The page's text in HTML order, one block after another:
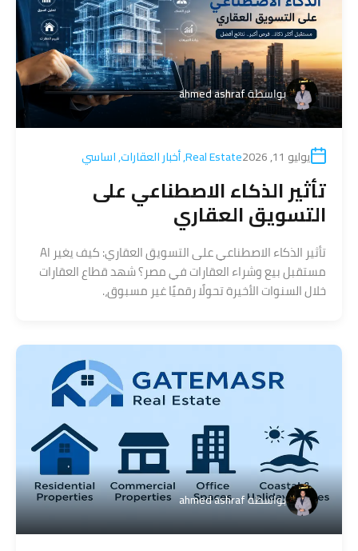
بواسطةahmed ashraf
يوليو 11, 2026 Real Estate
,أخبار العقارات,اساسي
تأثير الذكاء الاصطناعي على
التسويق العقاري
تأثير الذكاء الاصطناعي على التسويق العقاري: كيف يغير AI
مستقبل بيع وشراء العقارات في مصر؟ شهد قطاع العقارات
خلال السنوات الأخيرة تحولًا رقميًا غير مسبوق،.
بواسطةahmed ashraf